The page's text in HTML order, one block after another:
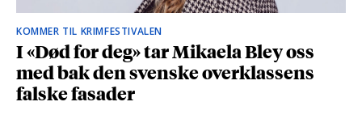
KOMMER TIL KRIMFESTIVALEN
I «Død for deg» tar Mikaela Bley oss
med bak den svenske overklassens
falske fasader